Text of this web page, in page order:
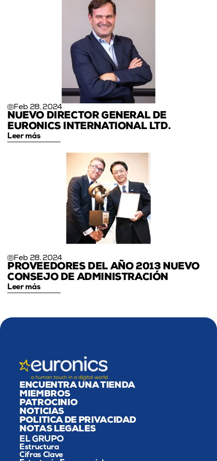
Feb 28, 2024
NUEVO DIRECTOR GENERAL DE
EURONICS INTERNATIONAL LTD.
Leer más
Feb 28, 2024
PROVEEDORES DEL AÑO 2013 NUEVO
CONSEJO DE ADMINISTRACIÓN
Leer más
ENCUENTRA UNA TIENDA
MIEMBROS
PATROCINIO
NOTICIAS
POLÍTICA DE PRIVACIDAD
NOTAS LEGALES
EL GRUPO
Estructura
Cifras Clave